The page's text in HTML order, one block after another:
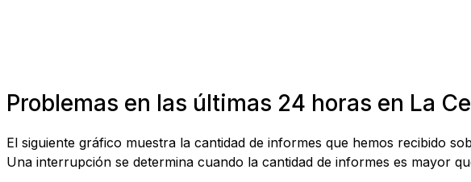
Problemas en las últimas 24 horas en La
El siguiente gráfico muestra la cantidad de informes que hemos recibido
Una interrupción se determina cuando la cantidad de informes es mayor